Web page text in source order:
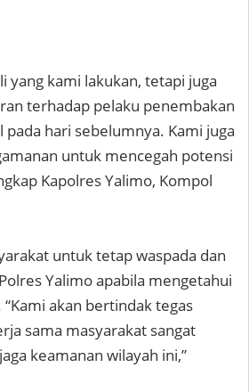
yang kami lakukan, tetapi juga
terhadap pelaku penembakan
hari sebelumnya. Kami juga
untuk mencegah potensi
Kapolres Yalimo, Kompol
untuk tetap waspada dan
Yalimo apabila mengetahui
akan bertindak tegas
sama masyarakat sangat
keamanan wilayah ini,”